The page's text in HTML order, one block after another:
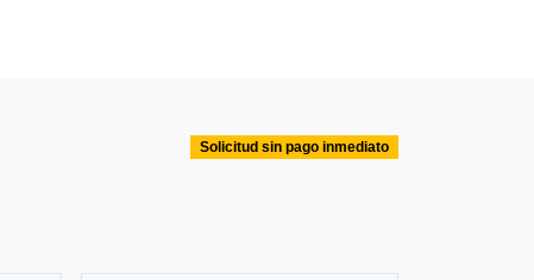
Solicitud sin pago inmediato